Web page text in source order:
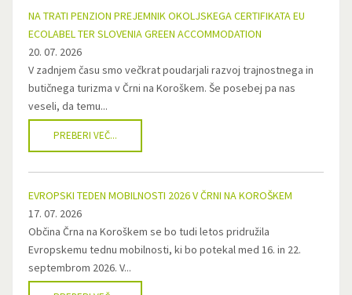
NA TRATI PENZION PREJEMNIK OKOLJSKEGA CERTIFIKATA EU
ECOLABEL TER SLOVENIA GREEN ACCOMMODATION
20. 07. 2026
V zadnjem času smo večkrat poudarjali razvoj trajnostnega in
butičnega turizma v Črni na Koroškem. Še posebej pa nas
veseli, da temu...
PREBERI VEČ...
EVROPSKI TEDEN MOBILNOSTI 2026 V ČRNI NA KOROŠKEM
17. 07. 2026
Občina Črna na Koroškem se bo tudi letos pridružila
Evropskemu tednu mobilnosti, ki bo potekal med 16. in 22.
septembrom 2026. V...